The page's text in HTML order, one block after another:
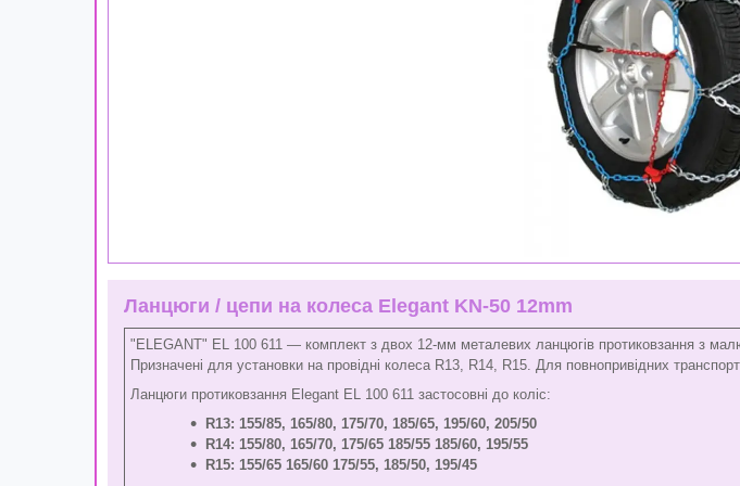
Ланцюги / цепи на колеса Elegant KN-50 12mm
"ELEGANT" EL 100 611 — комплект з двох 12-мм металевих ланцюгів протиковзання з
Призначені для установки на провідні колеса R13, R14, R15. Для повнопривідних
Ланцюги протиковзання Elegant EL 100 611 застосовні до коліс:
R13: 155/85, 165/80, 175/70, 185/65, 195/60, 205/50
R14: 155/80, 165/70, 175/65 185/55 185/60, 195/55
R15: 155/65 165/60 175/55, 185/50, 195/45